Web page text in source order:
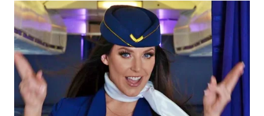
WN
PRIANGAN
TIMUR
WN
SEMARANG